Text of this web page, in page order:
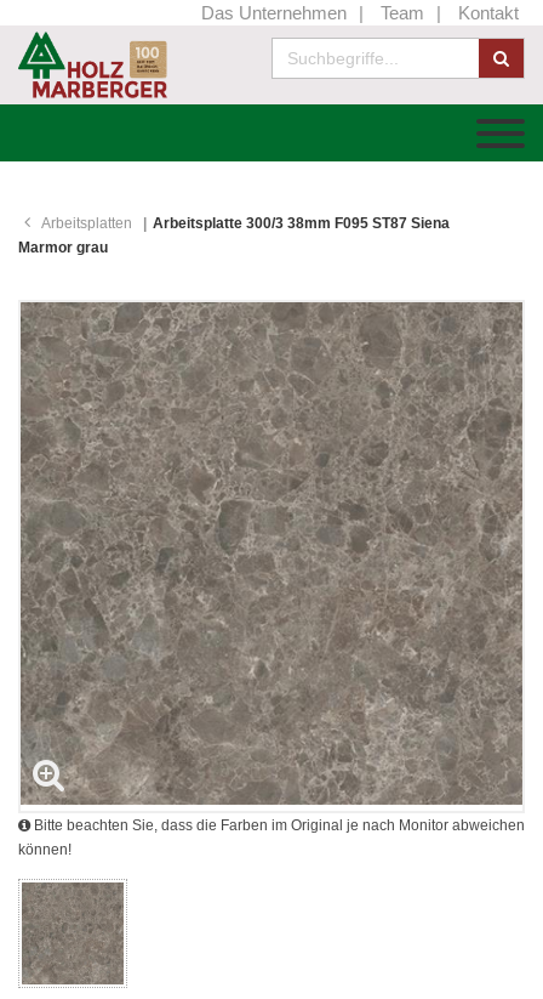
Das Unternehmen Team Kontakt
Arbeitsplatten
Arbeitsplatte 300/3 38mm F095 ST87 Siena
Marmor grau
Bitte beachten Sie, dass die Farben im Original je nach Monitor abweichen
können!